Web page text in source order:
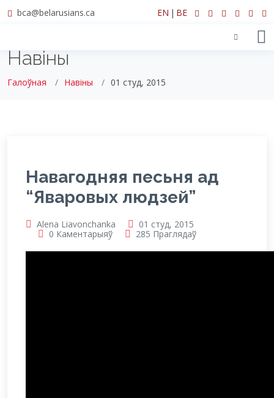
bca@belarusians.ca EN | BE
Навіны
Галоўная Навіны 01 студ, 2015
Навагодняя песьня ад
“Яваровых людзей”
Alena Liavonchanka
01 студ, 2015
0 Каментарыяў
285 Праглядаў